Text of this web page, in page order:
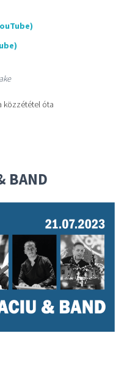
közzététel óta
BAND